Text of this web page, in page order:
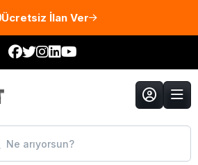
Ücretsiz İlan Ver
Ne arıyorsun?